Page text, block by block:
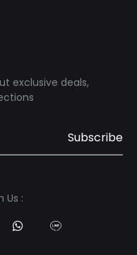
exclusive deals,
Us :